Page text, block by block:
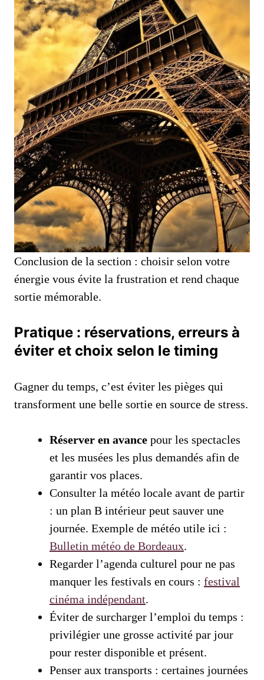
Conclusion de la section : choisir selon votre
énergie vous évite la frustration et rend chaque
sortie mémorable.
Pratique : réservations, erreurs à
éviter et choix selon le timing
Gagner du temps, c’est éviter les pièges qui
transforment une belle sortie en source de stress.
Réserver en avance pour les spectacles
et les musées les plus demandés afin de
garantir vos places.
Consulter la météo locale avant de partir
: un plan B intérieur peut sauver une
journée. Exemple de météo utile ici :
Bulletin météo de Bordeaux.
Regarder l’agenda culturel pour ne pas
manquer les festivals en cours : festival
cinéma indépendant.
Éviter de surcharger l’emploi du temps :
privilégier une grosse activité par jour
pour rester disponible et présent.
Penser aux transports : certaines journées